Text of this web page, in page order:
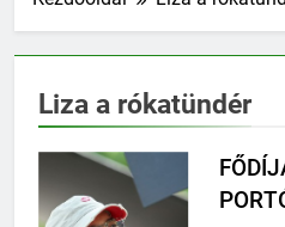
Liza a rókatündér